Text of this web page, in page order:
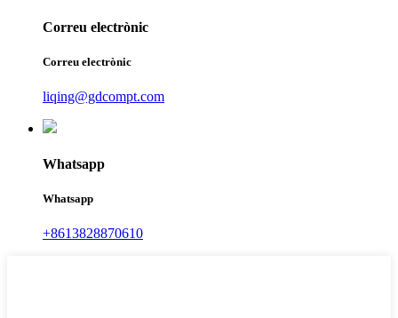
Correu electrònic
Correu electrònic
liqing@gdcompt.com
Whatsapp
Whatsapp
+8613828870610